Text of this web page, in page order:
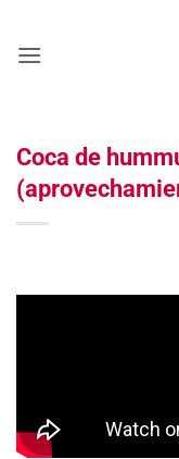
contenido
Coca de